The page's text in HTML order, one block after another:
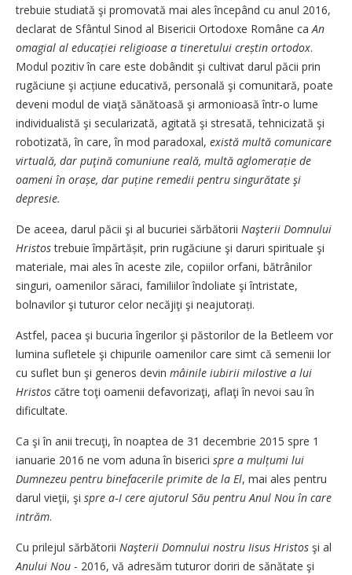
trebuie studiată şi promovată mai ales începând cu anul 2016,
declarat de Sfântul Sinod al Bisericii Ortodoxe Române caAn
omagial al educației religioase a tineretului creștin ortodox.
Modul pozitiv în care este dobândit şi cultivat darul păcii prin
rugăciune şi acțiune educativă, personală şi comunitară, poate
deveni modul de viaţă sănătoasă şi armonioasă într‑o lume
individualistă şi secularizată, agitată şi stresată, tehnicizată şi
robotizată, în care, în mod paradoxal, există multă comunicare
virtuală, dar puţină comuniune reală, multă aglomerație de
oameni în orașe, dar puține remedii pentru singurătate şi
depresie.
De aceea, darul păcii şi al bucuriei sărbătorii Naşterii Domnului
Hristostrebuie împărtășit, prin rugăciune şi daruri spirituale şi
materiale, mai ales în aceste zile, copiilor orfani, bătrânilor
singuri, oamenilor săraci, familiilor îndoliate şi întristate,
bolnavilor şi tuturor celor necăjiţi şi neajutorați.
Astfel, pacea şi bucuria îngerilor şi păstorilor de la Betleem vor
lumina sufletele şi chipurile oamenilor care simt că semenii lor
cu suflet bun şi generos devin mâinile iubirii milostive a lui
Hristos către toţi oamenii defavorizaţi, aflaţi în nevoi sau în
dificultate.
Ca şi în anii trecuţi, în noaptea de 31 decembrie 2015 spre 1
ianuarie 2016 ne vom aduna în biserici spre a mulțumi lui
Dumnezeu pentru binefacerile primite de la El, mai ales pentru
darul vieţii, şi spre a‑I cere ajutorul Său pentru Anul Nou în care
intrăm.
Cu prilejul sărbătorii Naşterii Domnului nostru Iisus Hristos şi al
Anului Nou - 2016, vă adresăm tuturor doriri de sănătate şi